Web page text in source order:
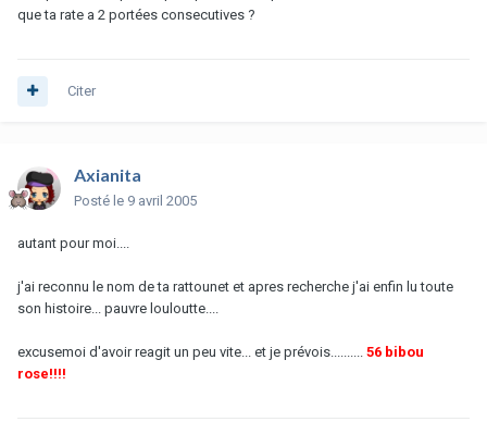
que ta rate a 2 portées consecutives ?
Citer
Axianita
Posté le 9 avril 2005
autant pour moi....
j'ai reconnu le nom de ta rattounet et apres recherche j'ai enfin lu toute
son histoire... pauvre louloutte....
excusemoi d'avoir reagit un peu vite... et je prévois.......... 56 bibou
rose!!!!